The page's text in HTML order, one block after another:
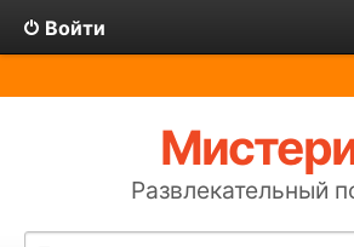
Войти
Развлекательный